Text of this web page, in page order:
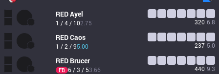
REDAyel
1 / 4 / 102.75 320 6.8
REDCaos
1 / 2 / 95.00 237 5.0
RED Brucer
FB 6 / 3 / 53.66 440 9.3